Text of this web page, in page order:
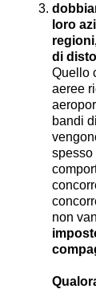
loro
di
Quello
aeree
bandi
spesso
non